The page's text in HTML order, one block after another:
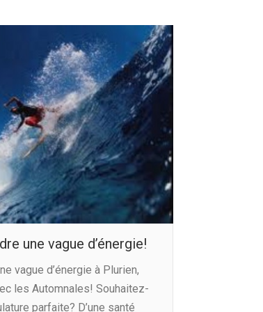
une vague d’énergie!
vague d’énergie à Plurien,
les Automnales! Souhaitez-
parfaite? D’une santé